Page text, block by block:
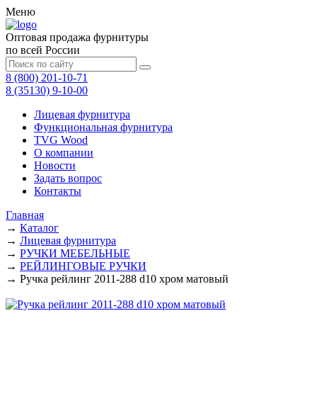
Меню
Оптовая продажа фурнитуры
по всей России
8 (800) 201-10-71
8 (35130) 9-10-00
Лицевая фурнитура
Функциональная фурнитура
TVG Wood
О компании
Новости
Задать вопрос
Контакты
Главная
→ Каталог
→ Лицевая фурнитура
→ РУЧКИ МЕБЕЛЬНЫЕ
→ РЕЙЛИНГОВЫЕ РУЧКИ
→ Ручка рейлинг 2011-288 d10 хром матовый